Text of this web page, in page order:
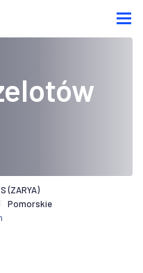
(ZARYA)
Pomorskie